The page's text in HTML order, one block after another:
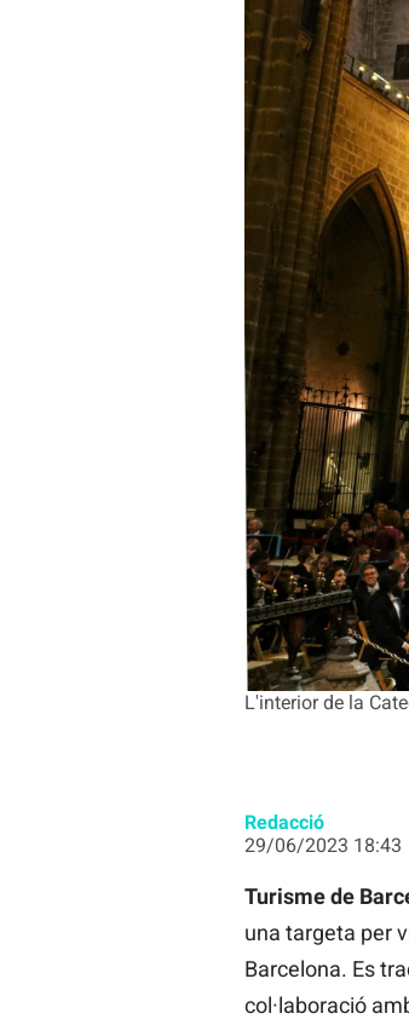
L'interior de la
Redacció
29/06/2023 18:43
Turisme de
una targeta per
Barcelona. Es
col·laboració